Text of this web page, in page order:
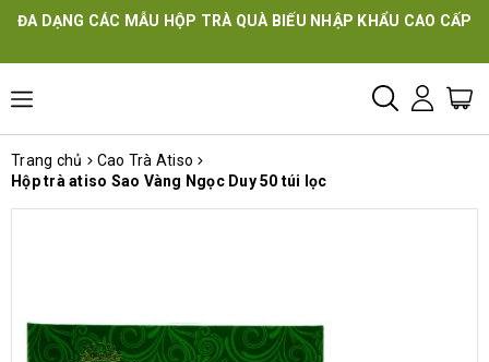
ĐA DẠNG CÁC MẪU HỘP TRÀ QUÀ BIẾU NHẬP KHẨU CAO CẤP
Trang chủ
Cao Trà Atiso
Hộp trà atiso Sao Vàng Ngọc Duy 50 túi lọc